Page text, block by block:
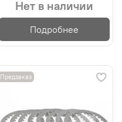
Нет в наличии
Подробнее
Предзаказ